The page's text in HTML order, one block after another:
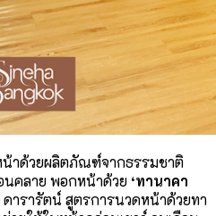
าด้วยผลิตภัณฑ์จากธรรมชาติ
นคลาย พอกหน้าด้วย ‘ทานาคา
ารารัตน์ สูตรการนวดหน้าด้วยทา